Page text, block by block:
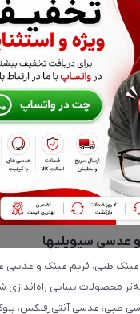
+ ارسال به سراسر کشور
خبر شوید
و عدسی سیویلیها
طبی، فریم عینک و عدسی
محصولات بینایی راه‌اندازی
طبی، عدسی آنتی‌رفلکس،